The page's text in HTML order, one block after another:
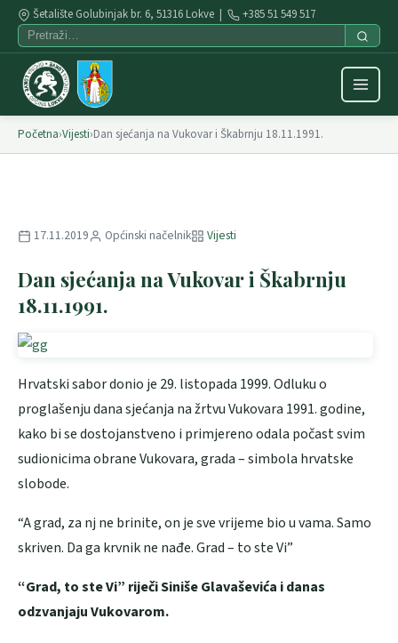
Šetalište Golubinjak br. 6, 51316 Lokve | +385 51 549 517
Početna›Vijesti›Dan sjećanja na Vukovar i Škabrnju 18.11.1991.
17.11.2019 Općinski načelnik Vijesti
Dan sjećanja na Vukovar i Škabrnju
18.11.1991.
Hrvatski sabor donio je 29. listopada 1999. Odluku o
proglašenju dana sjećanja na žrtvu Vukovara 1991. godine,
kako bi se dostojanstveno i primjereno odala počast svim
sudionicima obrane Vukovara, grada – simbola hrvatske
slobode.
“A grad, za nj ne brinite, on je sve vrijeme bio u vama. Samo
skriven. Da ga krvnik ne nađe. Grad – to ste Vi”
“Grad, to ste Vi” riječi Siniše Glavaševića i danas
odzvanjaju Vukovarom.